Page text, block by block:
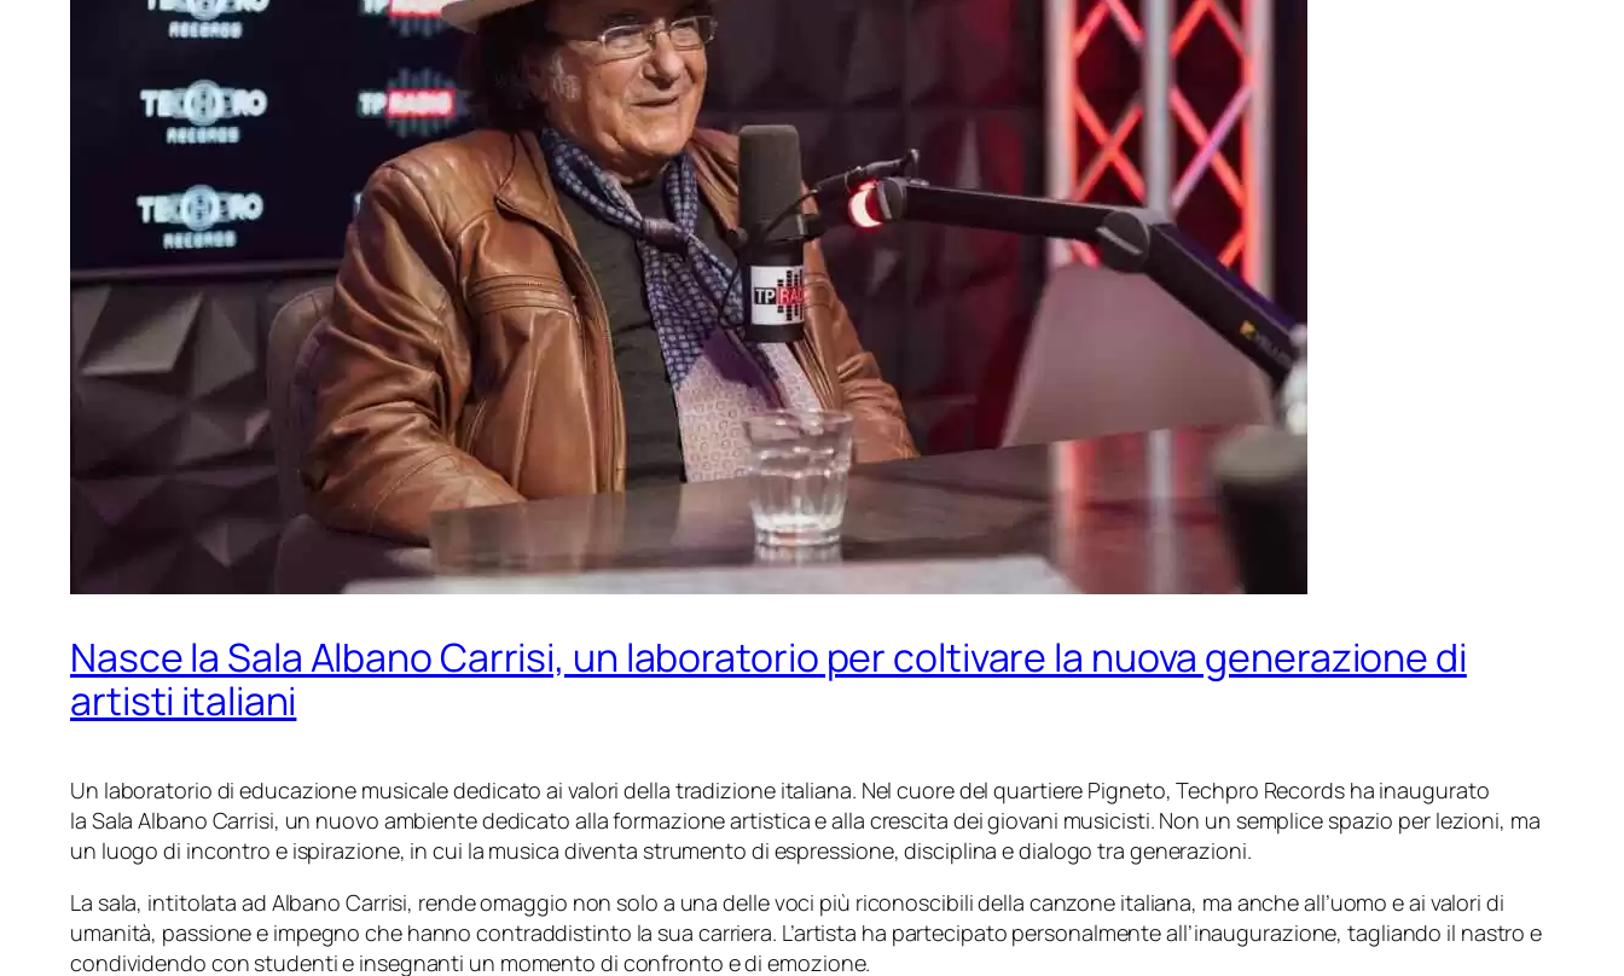
Nasce la Sala Albano Carrisi, un laboratorio per coltivare la nuova generazione di
artisti italiani
Un laboratorio di educazione musicale dedicato ai valori della tradizione italiana. Nel cuore del quartiere Pigneto,Techpro Recordsha inaugurato
la Sala Albano Carrisi, un nuovo ambiente dedicato alla formazione artistica e alla crescita dei giovani musicisti. Non un semplice spazio per lezioni, ma
un luogo di incontro e ispirazione, in cui la musica diventa strumento di espressione, disciplina e dialogo tra generazioni.
La sala, intitolata ad Albano Carrisi, rende omaggio non solo a una delle voci più riconoscibili della canzone italiana, ma anche all’uomo e ai valori di
umanità, passione e impegno che hanno contraddistinto la sua carriera. L’artista ha partecipato personalmente all’inaugurazione, tagliando il nastro e
condividendo con studenti e insegnanti un momento di confronto e di emozione.